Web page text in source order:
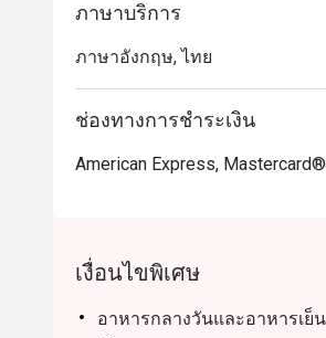
Asok
การจองผ่านแอปหรือเว็บไซต์
ภาษาบริการ
ภาษาอังกฤษ, ไทย
ช่องทางการชำระเงิน
American Express,
เงื่อนไขพิเศษ
อาหารกลางวันและอาหารเย็